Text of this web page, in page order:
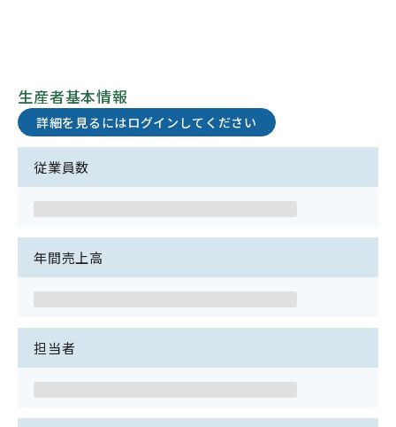
生産者基本情報
詳細を見るにはログインしてください
従業員数
年間売上高
担当者